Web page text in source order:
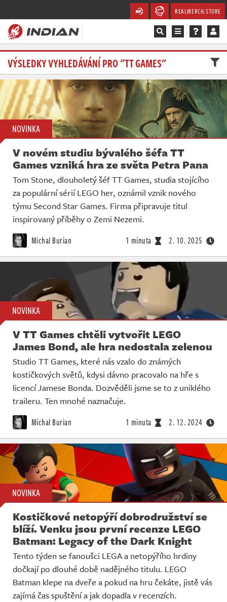
REALMERCH.STORE
Magazín
Recenze
Videa
Soutěže
Databáze
Komunita
Redakce
Živě
VÝSLEDKY VYHLEDÁVÁNÍ PRO "TT GAMES"
NOVINKA
V novém studiu bývalého šéfa TT
Games vzniká hra ze světa Petra Pana
Tom Stone, dlouholetý šéf TT Games, studia stojícího
za populární sérií LEGO her, oznámil vznik nového
týmu Second Star Games. Firma připravuje titul
inspirovaný příběhy o Zemi Nezemi.
Michal Burian 1 minuta 2. 10. 2025
NOVINKA
V TT Games chtěli vytvořit LEGO
James Bond, ale hra nedostala zelenou
Studio TT Games, které nás vzalo do známých
kostičkových světů, kdysi dávno pracovalo na hře s
licencí Jamese Bonda. Dozvěděli jsme se to z uniklého
traileru. Ten mnohé naznačuje.
Michal Burian 1 minuta 2. 12. 2024
NOVINKA
Kostičkové netopýří dobrodružství se
blíží. Venku jsou první recenze LEGO
Batman: Legacy of the Dark Knight
Tento týden se fanoušci LEGA a netopýřího hrdiny
dočkají po dlouhé době nadějného titulu. LEGO
Batman klepe na dveře a pokud na hru čekáte, jistě vás
zajímá čas spuštění a jak dopadla v recenzích.